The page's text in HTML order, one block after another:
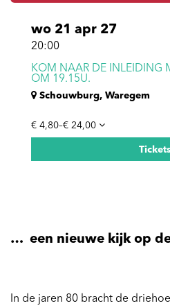
wo 21 apr 27
20:00
KOM NAAR DE INLEIDING
OM 19.15U.
Schouwburg, Waregem
€ 4,80–€ 24,00
Tickets
… een nieuwe kijk op
In de jaren 80 bracht de